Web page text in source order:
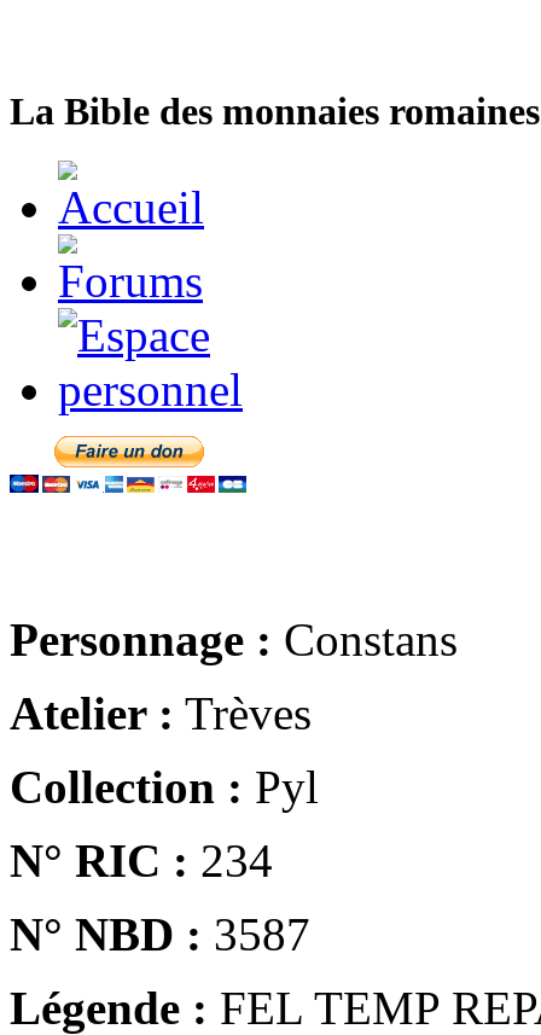
La Bible des monnaies
Personnage : Constans
Atelier : Trèves
Collection : Pyl
N° RIC : 234
N° NBD : 3587
Légende : FEL TEMP